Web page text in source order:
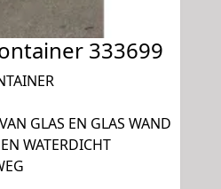
333699
GLAS EN GLAS WAND
WATERDICHT